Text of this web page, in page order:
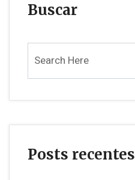
Buscar
Posts recentes